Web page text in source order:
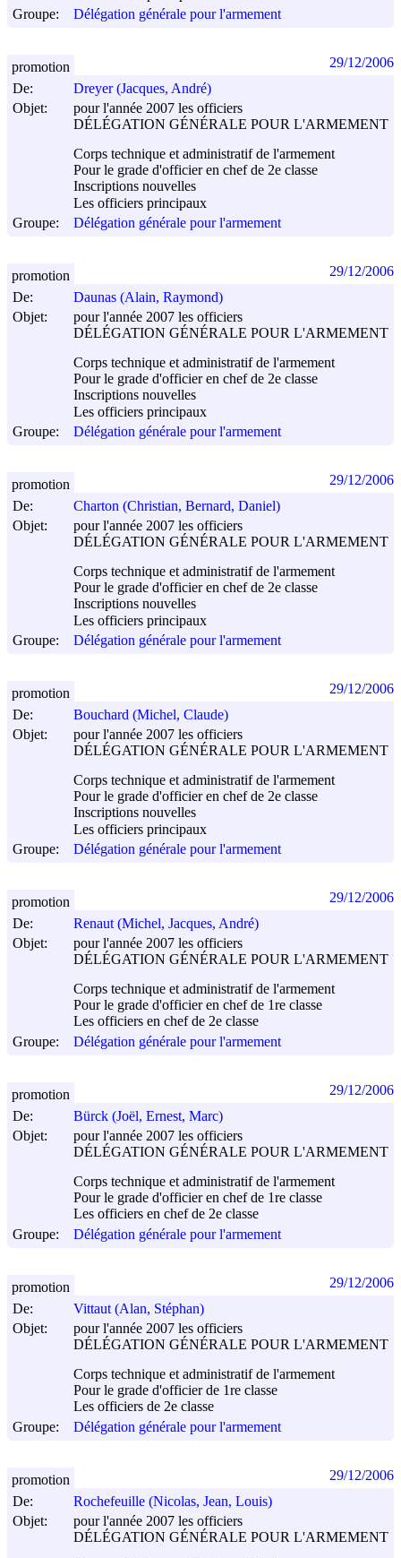
Groupe:
Délégation générale pour l'armement
De:
Dreyer (Jacques, André)
Objet:
pour l'année 2007 les officiers
DÉLÉGATION GÉNÉRALE POUR L'ARMEMENT
Corps technique et administratif de l'armement
Pour le grade d'officier en chef de 2e classe
Inscriptions nouvelles
Les officiers principaux
Groupe:
Délégation générale pour l'armement
promotion 29/12/2006
De:
Daunas (Alain, Raymond)
Objet:
pour l'année 2007 les officiers
DÉLÉGATION GÉNÉRALE POUR L'ARMEMENT
Corps technique et administratif de l'armement
Pour le grade d'officier en chef de 2e classe
Inscriptions nouvelles
Les officiers principaux
Groupe:
Délégation générale pour l'armement
promotion 29/12/2006
De:
Charton (Christian, Bernard, Daniel)
Objet:
pour l'année 2007 les officiers
DÉLÉGATION GÉNÉRALE POUR L'ARMEMENT
Corps technique et administratif de l'armement
Pour le grade d'officier en chef de 2e classe
Inscriptions nouvelles
Les officiers principaux
Groupe:
Délégation générale pour l'armement
promotion 29/12/2006
De:
Bouchard (Michel, Claude)
Objet:
pour l'année 2007 les officiers
DÉLÉGATION GÉNÉRALE POUR L'ARMEMENT
Corps technique et administratif de l'armement
Pour le grade d'officier en chef de 2e classe
Inscriptions nouvelles
Les officiers principaux
Groupe:
Délégation générale pour l'armement
promotion 29/12/2006
De:
Renaut (Michel, Jacques, André)
Objet:
pour l'année 2007 les officiers
DÉLÉGATION GÉNÉRALE POUR L'ARMEMENT
Corps technique et administratif de l'armement
Pour le grade d'officier en chef de 1re classe
Les officiers en chef de 2e classe
Groupe:
Délégation générale pour l'armement
promotion 29/12/2006
De:
Bürck (Joël, Ernest, Marc)
Objet:
pour l'année 2007 les officiers
DÉLÉGATION GÉNÉRALE POUR L'ARMEMENT
Corps technique et administratif de l'armement
Pour le grade d'officier en chef de 1re classe
Les officiers en chef de 2e classe
Groupe:
Délégation générale pour l'armement
promotion 29/12/2006
De:
Vittaut (Alan, Stéphan)
Objet:
pour l'année 2007 les officiers
DÉLÉGATION GÉNÉRALE POUR L'ARMEMENT
Corps technique et administratif de l'armement
Pour le grade d'officier de 1re classe
Les officiers de 2e classe
Groupe:
Délégation générale pour l'armement
promotion 29/12/2006
De:
Rochefeuille (Nicolas, Jean, Louis)
Objet:
pour l'année 2007 les officiers
DÉLÉGATION GÉNÉRALE POUR L'ARMEMENT
promotion 29/12/2006